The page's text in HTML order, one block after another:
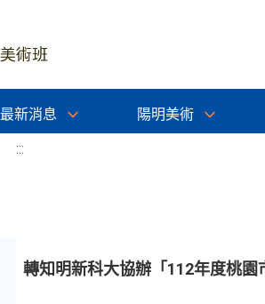
最新消息 陽明美術
:::
轉知明新科大協辦「112年度桃園